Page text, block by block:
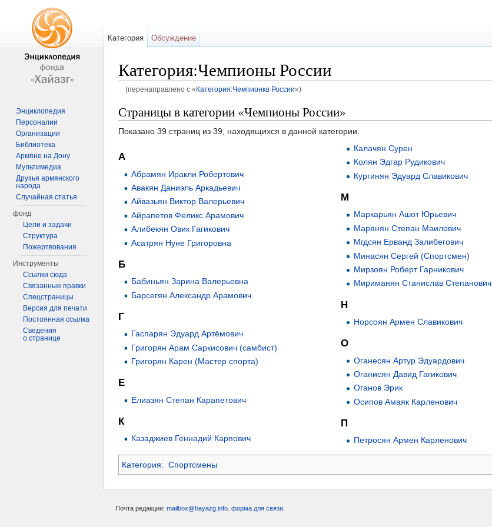
Категория:Чемпионы России
(перенаправлено с « Категория:Чемпионка России»)
Страницы в категории «Чемпионы России»
Показано 39 страниц из 39, находящихся в данной категории.
А
Абрамян Иракли Робертович
Авакян Даниэль Аркадьевич
Айвазьян Виктор Валерьевич
Айрапетов Феликс Арамович
Алибекян Овик Гагикович
Асатрян Нуне Григоровна
Б
Бабиньян Зарина Валерьевна
Барсегян Александр Арамович
Г
Гаспарян Эдуард Артёмович
Григорян Арам Саркисович (самбист)
Григорян Карен (Мастер спорта)
Е
Елиазян Степан Карапетович
К
Казаджиев Геннадий Карпович
Калачян Сурен
Колян Эдгар Рудикович
Кургинян Эдуард Славикович
М
Маркарьян Ашот Юрьевич
Марянян Степан Маилович
Мгдсян Ерванд Залибегович
Минасян Сергей (Спортсмен)
Мирзоян Роберт Гарникович
Мириманян Станислав Степанович
Н
Норсоян Армен Славикович
О
Оганесян Артур Эдуардович
Оганисян Давид Гагикович
Оганов Эрик
Осипов Амаяк Карленович
П
Петросян Армен Карленович
Категория: Спортсмены
Категория Обсуждение
Энциклопедия
Персоналии
Организации
Библиотека
Армяне на Дону
Мультимедиа
Друзья армянского
народа
Случайная статья
фонд
Цели и задачи
Структура
Пожертвования
Инструменты
Ссылки сюда
Связанные правки
Спецстраницы
Версия для печати
Постоянная ссылка
Сведения
о странице
Почта редакции: mailbox@hayazg.info форма для связи